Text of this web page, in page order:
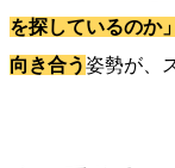
を探しているのか
向き合う姿勢が、